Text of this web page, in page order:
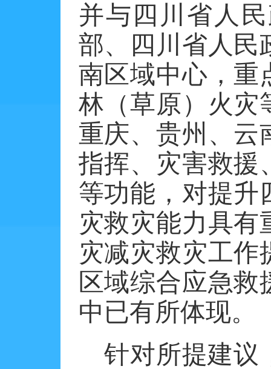
并与四川省人
部、四川省人民
南区域中心，重
林（草原）火灾
重庆、贵州、云
指挥、灾害救援
等功能，对提升
灾救灾能力具有
灾减灾救灾工作
区域综合应急
中已有所体现。
针对所提建议